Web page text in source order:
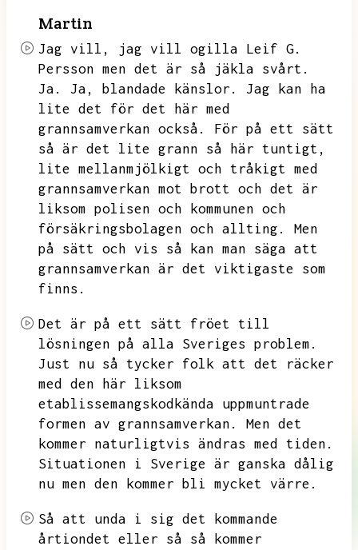
Martin
Jag vill,
jag vill ogilla Leif G.
Persson men det är så jäkla svårt.
Ja.
Ja, blandade känslor.
Jag kan ha
lite det för det här med
grannsamverkan också.
För på ett sätt
så är det lite grann så här tuntigt,
lite mellanmjölkigt och tråkigt med
grannsamverkan mot brott och det är
liksom polisen och kommunen och
försäkringsbolagen och allting.
Men
på sätt och vis så kan man säga att
grannsamverkan är det viktigaste som
finns.
Det är på ett sätt fröet till
lösningen på alla Sveriges problem.
Just nu så tycker folk att det räcker
med den här liksom
etablissemangskodkända uppmuntrade
formen av grannsamverkan.
Men det
kommer naturligtvis ändras med tiden.
Situationen i Sverige är ganska dålig
nu men den kommer bli mycket värre.
Så att unda i sig det kommande
årtiondet eller så så kommer